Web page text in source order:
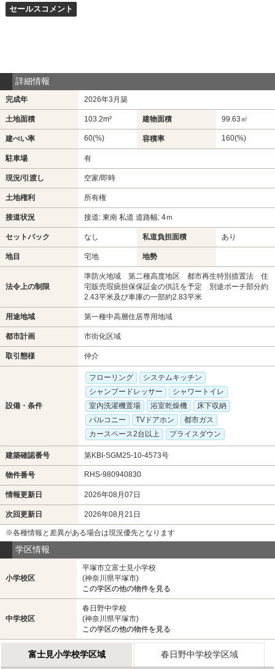
セールスコメント
詳細情報
完成年 2026年3月築
土地面積 103.2m² 建物面積 99.63㎡
建ぺい率 60(%) 容積率 160(%)
駐車場 有
現況/引渡し 空家/即時
土地権利 所有権
接道状況 接道: 東南 私道 道路幅: 4ｍ
セットバック なし 私道負担面積 あり
地目 宅地 地勢
法令上の制限
準防火地域 第二種高度地区 都市再生特別措置法 住
宅販売瑕疵担保保証金の供託を予定 別途ポーチ部分約
2.43平米及び車庫の一部約2.83平米
用途地域 第一種中高層住居専用地域
都市計画 市街化区域
取引態様 仲介
設備・条件
フローリング
システムキッチン
シャンプードレッサー
シャワートイレ
室内洗濯機置場
浴室乾燥機
床下収納
バルコニー
TVドアホン
都市ガス
カースペース2台以上
プライスダウン
建築確認番号 第KBI-SGM25-10-4573号
物件番号 RHS-980940830
情報更新日 2026年08月07日
次回更新日 2026年08月21日
※各種情報と差異がある場合は現況優先となります
学区情報
小学校区
平塚市立富士見小学校
(神奈川県平塚市)
この学区の他の物件を見る
中学校区
春日野中学校
(神奈川県平塚市)
この学区の他の物件を見る
富士見小学校学区域 春日野中学校学区域